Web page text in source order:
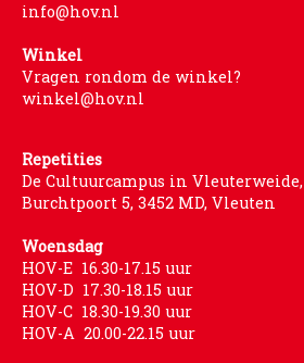
info@hov.nl
Winkel
Vragen rondom de winkel?
winkel@hov.nl
Repetities
De Cultuurcampus in Vleuterweide,
Burchtpoort 5, 3452 MD, Vleuten
Woensdag
HOV-E 16.30-17.15 uur
HOV-D 17.30-18.15 uur
HOV-C 18.30-19.30 uur
HOV-A 20.00-22.15 uur